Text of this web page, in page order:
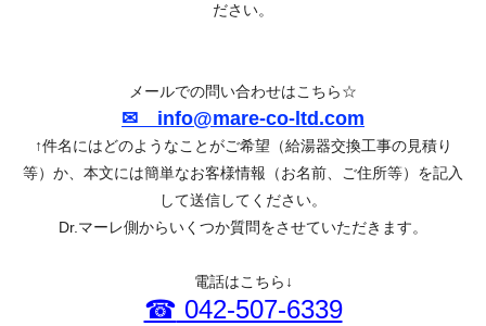
ださい。
メールでの問い合わせはこちら☆
✉ info@mare-co-ltd.com
↑件名にはどのようなことがご希望（給湯器交換工事の見積り
等）か、本文には簡単なお客様情報（お名前、ご住所等）を記入
して送信してください。
Dr.マーレ側からいくつか質問をさせていただきます。
電話はこちら↓
☎ 042-507-6339